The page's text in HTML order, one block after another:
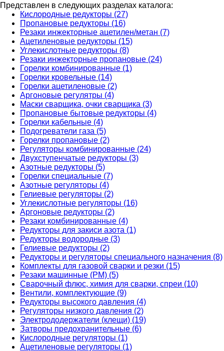
Представлен в следующих разделах каталога:
Кислородные редукторы (27)
Пропановые редукторы (16)
Резаки инжекторные ацетилен/метан (7)
Ацетиленовые редукторы (15)
Углекислотные редукторы (8)
Резаки инжекторные пропановые (24)
Горелки комбинированные (1)
Горелки кровельные (14)
Горелки ацетиленовые (2)
Аргоновые регулятры (4)
Маски сварщика, очки сварщика (3)
Пропановые бытовые редукторы (4)
Горелки кабельные (4)
Подогреватели газа (5)
Горелки пропановые (2)
Регуляторы комбинированные (24)
Двухступенчатые редукторы (3)
Азотные редукторы (5)
Горелки специальные (7)
Азотные регуляторы (4)
Гелиевые регуляторы (2)
Углекислотные регуляторы (16)
Аргоновые редукторы (2)
Резаки комбинированные (4)
Редукторы для закиси азота (1)
Редукторы водородные (3)
Гелиевые редукторы (2)
Редукторы и регуляторы специального назначения (8)
Комплекты для газовой сварки и резки (15)
Резаки машинные (РМ) (5)
Сварочный флюс, химия для сварки, спреи (10)
Вентили, комплектующие (9)
Редукторы высокого давления (4)
Регуляторы низкого давления (2)
Электрододержатели (клещи) (19)
Затворы предохранительные (6)
Кислородные регуляторы (1)
Ацетиленовые регуляторы (1)